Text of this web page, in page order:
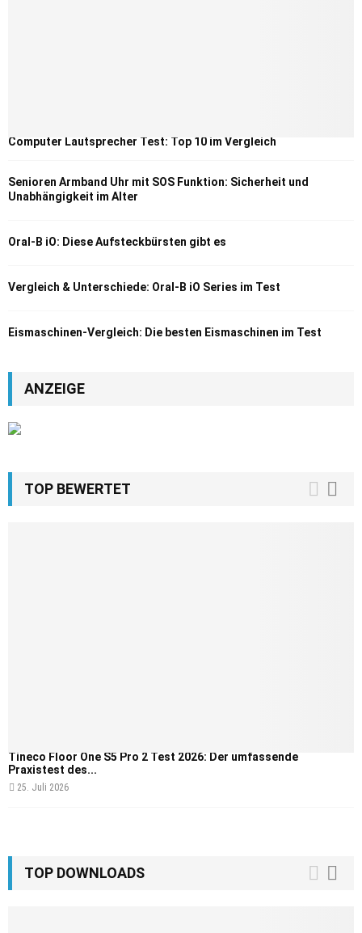
Computer Lautsprecher Test: Top 10 im Vergleich
Senioren Armband Uhr mit SOS Funktion: Sicherheit und
Unabhängigkeit im Alter
Oral-B iO: Diese Aufsteckbürsten gibt es
Vergleich & Unterschiede: Oral-B iO Series im Test
Eismaschinen-Vergleich: Die besten Eismaschinen im Test
ANZEIGE
TOP BEWERTET
Tineco Floor One S5 Pro 2 Test 2026: Der umfassende
Praxistest des...
25. Juli 2026
TOP DOWNLOADS